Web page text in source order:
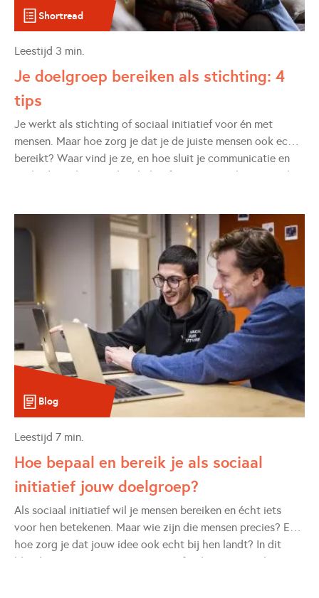
Je doelgroep bereiken als stichting: 4
tips
Je werkt als stichting of sociaal initiatief voor én met
mensen. Maar hoe zorg je dat je de juiste mensen ook echt
bereikt? Waar vind je ze, en hoe sluit je communicatie en
aanbod goed aan op hun behoeften? We spraken sociaal
Leestijd 3 min.
Shortread
Hoe bepaal en bereik je als sociaal
initiatief jouw doelgroep?
Als sociaal initiatief wil je mensen bereiken en écht iets
voor hen betekenen. Maar wie zijn die mensen precies? En
hoe zorg je dat jouw idee ook echt bij hen landt? In dit
blog laat Lean Startup-expert Siegfried Kruger zien hoe je je
Leestijd 7 min.
Blog